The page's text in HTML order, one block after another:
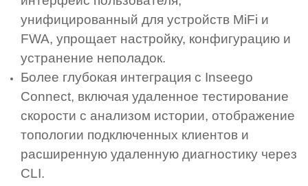
унифицированный для устройств MiFi и
FWA, упрощает настройку, конфигурацию и
устранение неполадок.
Более глубокая интеграция с Inseego
Connect, включая удаленное тестирование
скорости с анализом истории, отображение
топологии подключенных клиентов и
расширенную удаленную диагностику через
CLI.